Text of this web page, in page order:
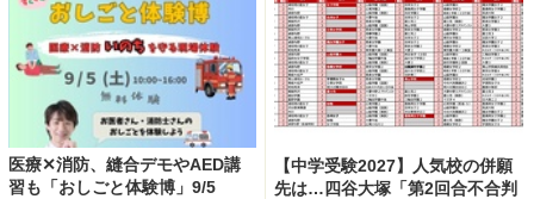
医療✕消防、縫合デモやAED講
習も「おしごと体験博」9/5
【中学受験2027】人気校の併願
先は…四谷大塚「第2回合不合判